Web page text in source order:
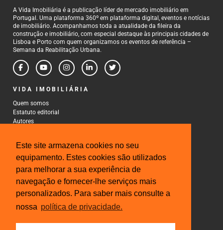
Este site armazena cookies no seu
equipamento. Estes cookies são utilizados
para melhorar a sua experiência de
navegação e fornecer-lhe serviços mais
personalizados. Para saber mais consulte a
nossa política de privacidade.
A Vida Imobiliária é a publicação líder de mercado imobiliário em
Portugal. Uma plataforma 360º em plataforma digital, eventos e notícias
de imobiliário. Acompanhamos toda a atualidade da fileira da
construção e imobiliário, com especial destaque às principais cidades de
Lisboa e Porto com quem organizamos os eventos de referência –
Semana da Reabilitação Urbana.
VIDA IMOBILIÁRIA
Quem somos
Estatuto editorial
Autores
CONTACTOS
Rua Gonçalo Cristovão, 185 - 6º
4000-269 Porto
Tel: 222 085 009
Fax: 222 085 010
Email: gestao@iberinmo.com